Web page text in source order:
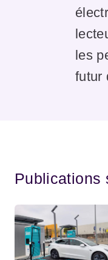
les
futur
Publications